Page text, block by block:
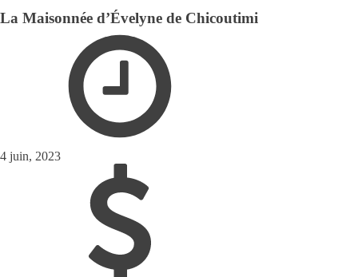
La Maisonnée d’Évelyne de Chicoutimi
4 juin, 2023